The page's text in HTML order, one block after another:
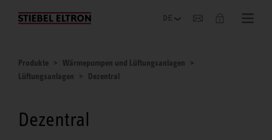
Unternehmen
Produkte
Wärmepumpen und Lüftungsanlagen
Lüftungsanlagen
Dezentral
Dezentral